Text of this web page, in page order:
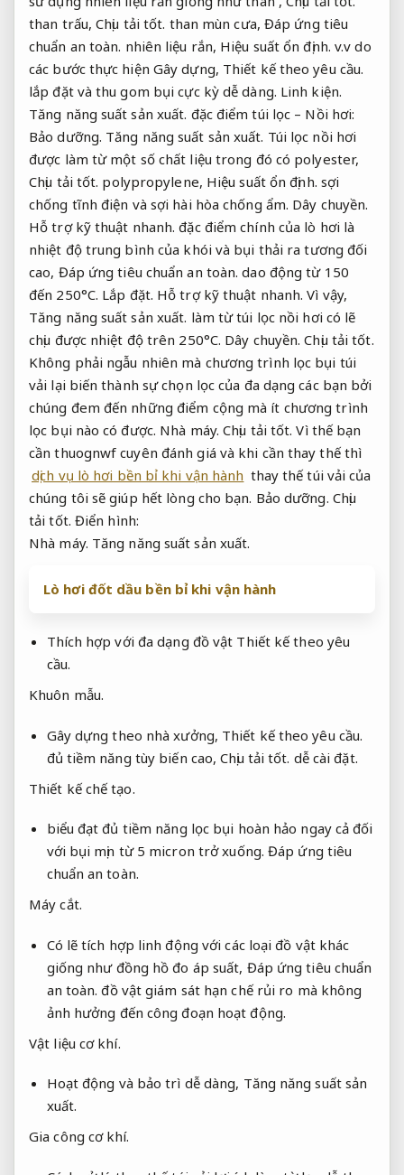
than trấu,Chịu tải tốt. than mùn cưa, Đáp ứng tiêu
chuẩn an toàn. nhiên liệu rắn, Hiệu suất ổn định. v.v do
các bước thực hiện Gây dựng, Thiết kế theo yêu cầu.
lắp đặt và thu gom bụi cực kỳ dễ dàng. Linh kiện.
Tăng năng suất sản xuất. đặc điểm túi lọc – Nồi hơi:
Bảo dưỡng. Tăng năng suất sản xuất. Túi lọc nồi hơi
được làm từ một số chất liệu trong đó có polyester,
Chịu tải tốt. polypropylene, Hiệu suất ổn định. sợi
chống tĩnh điện và sợi hài hòa chống ẩm. Dây chuyền.
Hỗ trợ kỹ thuật nhanh. đặc điểm chính của lò hơi là
nhiệt độ trung bình của khói và bụi thải ra tương đối
cao, Đáp ứng tiêu chuẩn an toàn. dao động từ 150
đến 250°C. Lắp đặt. Hỗ trợ kỹ thuật nhanh. Vì vậy,
Tăng năng suất sản xuất. làm từ túi lọc nồi hơi có lẽ
chịu được nhiệt độ trên 250°C. Dây chuyền. Chịu tải tốt.
Không phải ngẫu nhiên mà chương trình lọc bụi túi
vải lại biến thành sự chọn lọc của đa dạng các bạn bởi
chúng đem đến những điểm cộng mà ít chương trình
lọc bụi nào có được. Nhà máy. Chịu tải tốt. Vì thế bạn
cần thuognwf cuyên đánh giá và khi cần thay thế thì
dịch vụ lò hơi bền bỉ khi vận hành thay thế túi vải của
chúng tôi sẽ giúp hết lòng cho bạn. Bảo dưỡng. Chịu
tải tốt. Điển hình:
Nhà máy. Tăng năng suất sản xuất.
Lò hơi đốt dầu bền bỉ khi vận hành
Thích hợp với đa dạng đồ vật Thiết kế theo yêu
cầu.
Khuôn mẫu.
Gây dựng theo nhà xưởng, Thiết kế theo yêu cầu.
đủ tiềm năng tùy biến cao,Chịu tải tốt. dễ cài đặt.
Thiết kế chế tạo.
biểu đạt đủ tiềm năng lọc bụi hoàn hảo ngay cả đối
với bụi mịn từ 5 micron trở xuống. Đáp ứng tiêu
chuẩn an toàn.
Máy cắt.
Có lẽ tích hợp linh động với các loại đồ vật khác
giống như đồng hồ đo áp suất, Đáp ứng tiêu chuẩn
an toàn. đồ vật giám sát hạn chế rủi ro mà không
ảnh hưởng đến công đoạn hoạt động.
Vật liệu cơ khí.
Hoạt động và bảo trì dễ dàng, Tăng năng suất sản
xuất.
Gia công cơ khí.